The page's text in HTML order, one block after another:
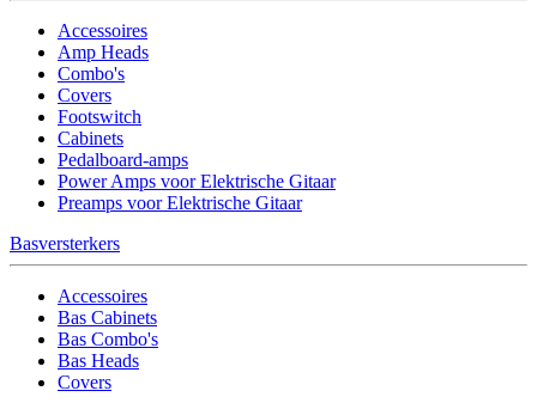
Accessoires
Amp Heads
Combo's
Covers
Footswitch
Cabinets
Pedalboard-amps
Power Amps voor Elektrische Gitaar
Preamps voor Elektrische Gitaar
Basversterkers
Accessoires
Bas Cabinets
Bas Combo's
Bas Heads
Covers